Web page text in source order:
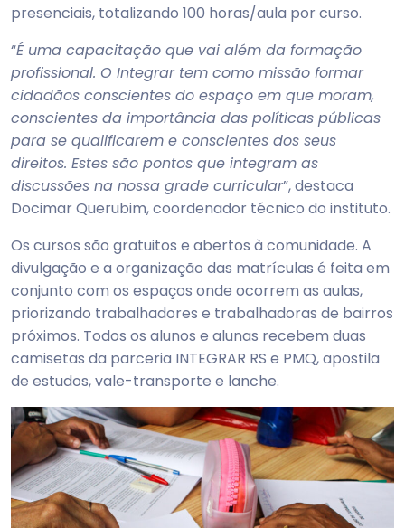
presenciais, totalizando 100 horas/aula por curso.
“É uma capacitação que vai além da formação
profissional. O Integrar tem como missão formar
cidadãos conscientes do espaço em que moram,
conscientes da importância das políticas públicas
para se qualificarem e conscientes dos seus
direitos. Estes são pontos que integram as
discussões na nossa grade curricular”, destaca
Docimar Querubim, coordenador técnico do instituto.
Os cursos são gratuitos e abertos à comunidade. A
divulgação e a organização das matrículas é feita em
conjunto com os espaços onde ocorrem as aulas,
priorizando trabalhadores e trabalhadoras de bairros
próximos. Todos os alunos e alunas recebem duas
camisetas da parceria INTEGRAR RS e PMQ, apostila
de estudos, vale-transporte e lanche.